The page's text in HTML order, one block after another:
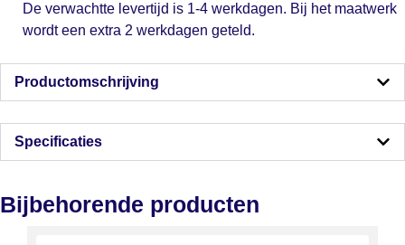
De verwachtte levertijd is 1-4 werkdagen. Bij het maatwerk
wordt een extra 2 werkdagen geteld.
Productomschrijving
Specificaties
Bijbehorende producten